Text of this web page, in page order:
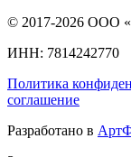
© 2017-2026 ООО
ИНН: 7814242770
Политика
соглашение
Разработано в